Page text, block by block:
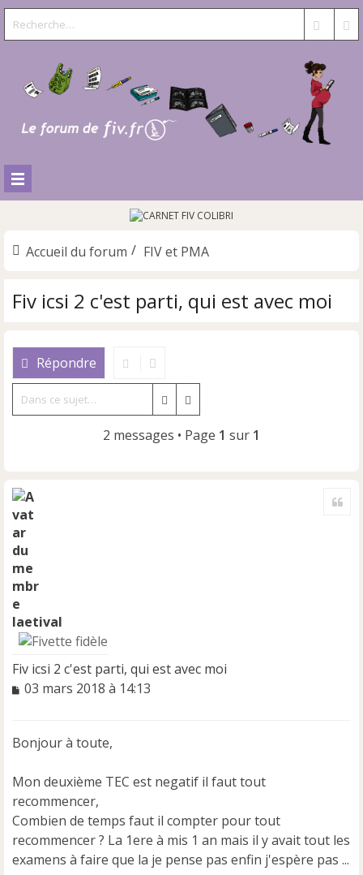
Accueil du forum FIV et PMA
Fiv icsi 2 c'est parti, qui est avec moi
Répondre
Rechercher
2 messages • Page 1 sur 1
laetival
Fiv icsi 2 c'est parti, qui est avec moi
M
a
e
n
o
n
l
u
03 mars 2018 à 14:13
Bonjour à toute,
Mon deuxième TEC est negatif il faut tout
recommencer,
Combien de temps faut il compter pour tout
recommencer ? La 1ere à mis 1 an mais il y avait tout les
examens à faire que la je pense pas enfin j'espère pas ...